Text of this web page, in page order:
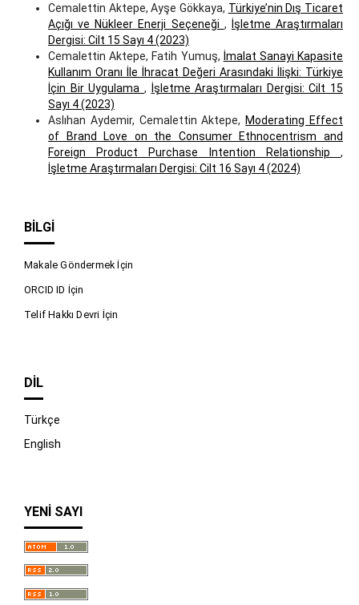
Cemalettin Aktepe, Ayşe Gökkaya, Türkiye’nin Dış Ticaret
Açığı ve Nükleer Enerji Seçeneği ,
İşletme Araştırmaları
Dergisi: Cilt 15 Sayı 4 (2023)
Cemalettin Aktepe, Fatih Yumuş, İmalat Sanayi Kapasite
Kullanım Oranı İle İhracat Değeri Arasındaki İlişki: Türkiye
İçin Bir Uygulama ,
İşletme Araştırmaları Dergisi: Cilt 15
Sayı 4 (2023)
Aslıhan Aydemir, Cemalettin Aktepe, Moderating Effect
of Brand Love on the Consumer Ethnocentrism and
Foreign Product Purchase Intention Relationship,
İşletme Araştırmaları Dergisi: Cilt 16 Sayı 4 (2024)
BILGI
Makale Göndermek İçin
ORCID ID İçin
Telif Hakkı Devri İçin
DIL
Türkçe
English
YENI SAYI